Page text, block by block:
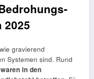
2025
gravierend
Systemen sind. Rund
in den